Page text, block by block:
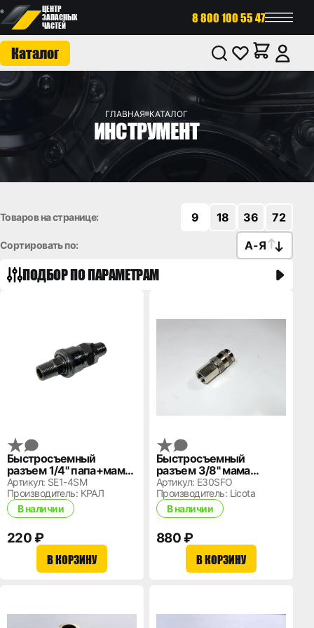
ЦЕНТР
ЗАПАСНЫХ
ЧАСТЕЙ
8 800 100 55 47
Каталог
ГЛАВНАЯ КАТАЛОГ
ИНСТРУМЕНТ
Товаров на странице: 9 18 36 72
Сортировать по: А-Я
ПОДБОР ПО ПАРАМЕТРАМ
Быстросъемный
разъем 1/4" папа+мама
(наружная резьба) с
клапаном
Артикул: SE1-4SM
Производитель: КРАЛ
В наличии
220 ₽
В КОРЗИНУ
Быстросъемный
разъем 3/8" мама
(внутренняя резьба)
E30SFO
Артикул: E30SFO
Производитель: Licota
В наличии
880 ₽
В КОРЗИНУ